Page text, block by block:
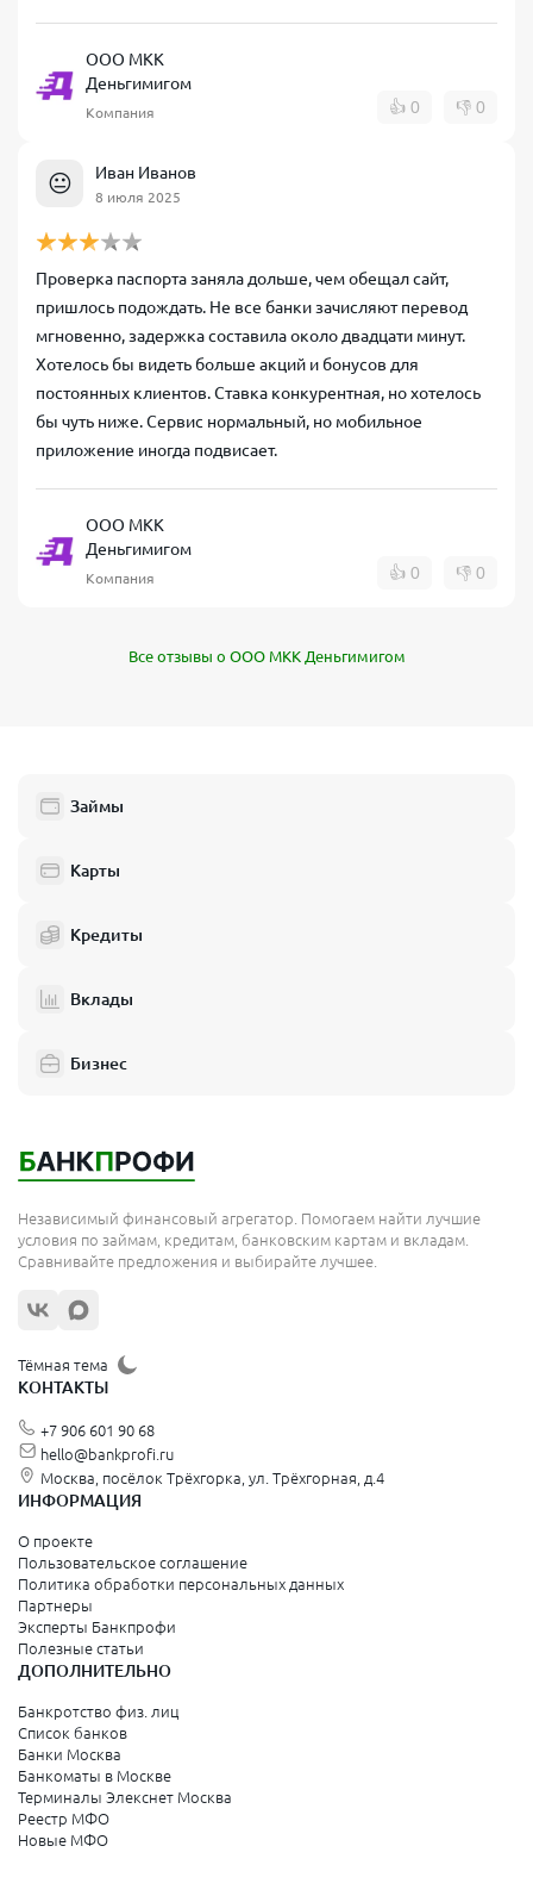
ООО МКК
Деньгимигом
Компания 👍 0 👎 0
😐 Иван Иванов
8 июля 2025
Проверка паспорта заняла дольше, чем обещал сайт,
пришлось подождать. Не все банки зачисляют перевод
мгновенно, задержка составила около двадцати минут.
Хотелось бы видеть больше акций и бонусов для
постоянных клиентов. Ставка конкурентная, но хотелось
бы чуть ниже. Сервис нормальный, но мобильное
приложение иногда подвисает.
ООО МКК
Деньгимигом
Компания 👍 0 👎 0
Все отзывы о ООО МКК Деньгимигом
Займы
Карты
Кредиты
Вклады
Бизнес
Независимый финансовый агрегатор. Помогаем найти лучшие
условия по займам, кредитам, банковским картам и вкладам.
Сравнивайте предложения и выбирайте лучшее.
Тёмная тема
КОНТАКТЫ
+7 906 601 90 68
hello@bankprofi.ru
Москва, посёлок Трёхгорка, ул. Трёхгорная, д.4
ИНФОРМАЦИЯ
О проекте
Пользовательское соглашение
Политика обработки персональных данных
Партнеры
Эксперты Банкпрофи
Полезные статьи
ДОПОЛНИТЕЛЬНО
Банкротство физ. лиц
Список банков
Банки Москва
Банкоматы в Москве
Терминалы Элекснет Москва
Реестр МФО
Новые МФО